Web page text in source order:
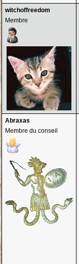
witchoffreedom
Membre
Abraxas
Membre du conseil